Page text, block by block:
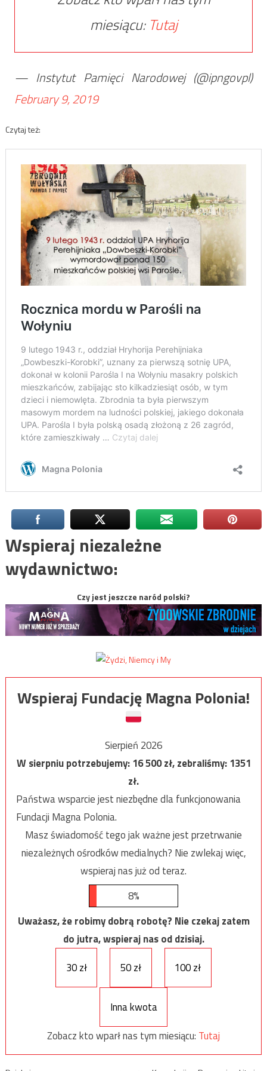
miesiącu: Tutaj
— Instytut Pamięci Narodowej (@ipngovpl)
February 9, 2019
Czytaj też:
Wspieraj niezależne
wydawnictwo:
Czy jest jeszcze naród polski?
Wspieraj Fundację Magna Polonia!
Sierpień 2026
W sierpniu potrzebujemy:16 500zł, zebraliśmy:1351
zł.
Państwa wsparcie jest niezbędne dla funkcjonowania
Fundacji Magna Polonia.
Masz świadomość tego jak ważne jest przetrwanie
niezależnych ośrodków medialnych? Nie zwlekaj więc,
wspieraj nas już od teraz.
8%
Uważasz, że robimy dobrą robotę? Nie czekaj zatem
do jutra, wspieraj nas od dzisiaj.
30 zł
50 zł 100 zł
Inna kwota
Zobacz kto wparł nas tym miesiącu: Tutaj